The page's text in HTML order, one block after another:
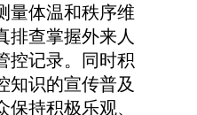
量体温和秩序维
排查掌握外来人
控记录。同时积
知识的宣传普及
保持积极乐观、